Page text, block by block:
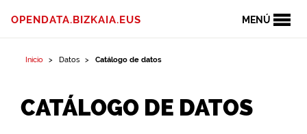
MENÚ
OPENDATA.BIZKAIA.EUS
Inicio Datos Catálogo de datos
CATÁLOGO DE DATOS